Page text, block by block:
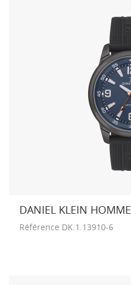
DANIEL KLEIN HOMME
Référence DK.1.13910-6